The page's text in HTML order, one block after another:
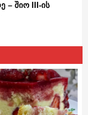
– შიო III-ის